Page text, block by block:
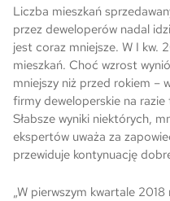
Liczba mieszkań
przez deweloperów nadal
jest coraz mniejsze. W I kw.
mieszkań. Choć wzrost
mniejszy niż przed rokiem –
firmy deweloperskie na
Słabsze wyniki niektórych,
ekspertów uważa za
przewiduje kontynuację
„W pierwszym kwartale
NOWOŚĆ
ATAL Ruczaj w
Skwer Witosa